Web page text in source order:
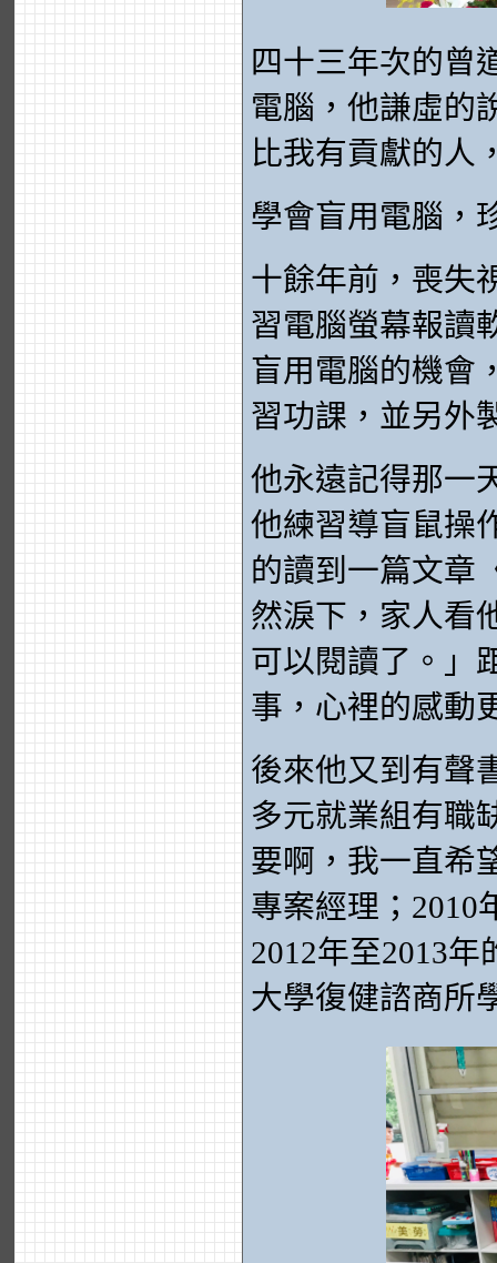
四十三年次的曾
電腦，他謙虛的
比我有貢獻的人
學會盲用電腦，
十餘年前，喪失
習電腦螢幕報讀
盲用電腦的機會
習功課，並另外
他永遠記得那一
他練習導盲鼠操
的讀到一篇文章
然淚下，家人看
可以閱讀了。」
事，心裡的感動
後來他又到有聲
多元就業組有職
要啊，我一直希
專案經理；2010
2012年至2013
大學復健諮商所